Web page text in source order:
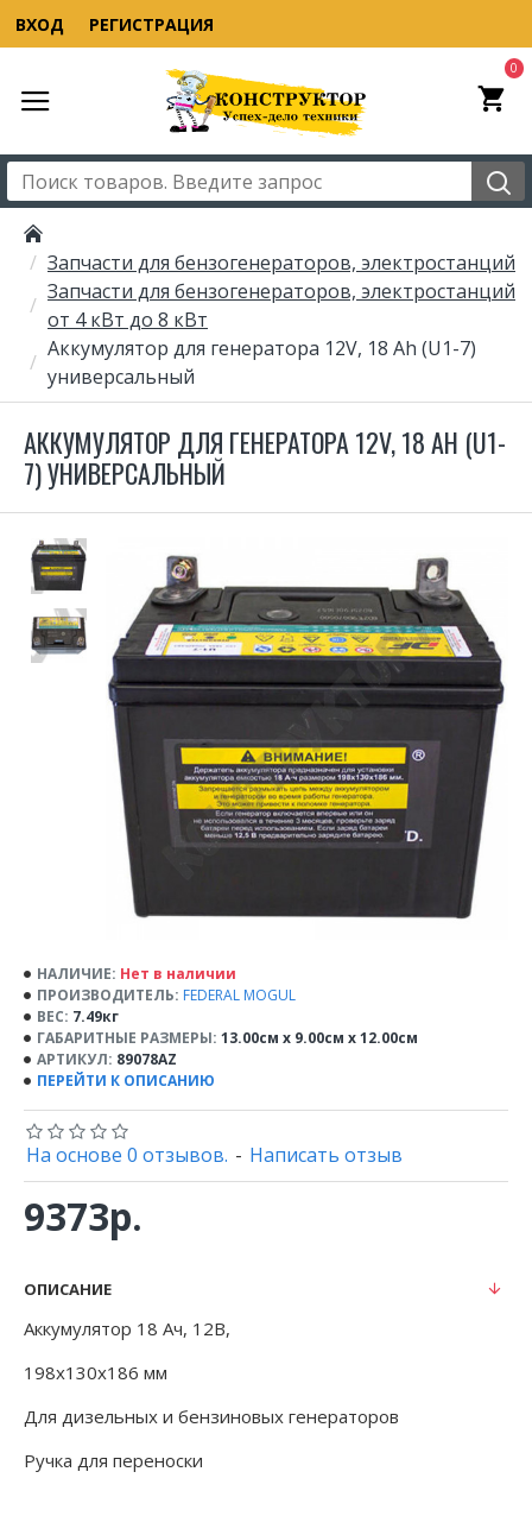
ВХОД РЕГИСТРАЦИЯ
0
Запчасти для бензогенераторов, электростанций
Запчасти для бензогенераторов, электростанций
от 4 кВт до 8 кВт
Аккумулятор для генератора 12V, 18 Ah (U1-7)
универсальный
АККУМУЛЯТОР ДЛЯ ГЕНЕРАТОРА 12V, 18 AH (U1-
7) УНИВЕРСАЛЬНЫЙ
НАЛИЧИЕ: Нет в наличии
ПРОИЗВОДИТЕЛЬ: FEDERAL MOGUL
ВЕС: 7.49кг
ГАБАРИТНЫЕ РАЗМЕРЫ: 13.00см x 9.00см x 12.00см
АРТИКУЛ: 89078AZ
ПЕРЕЙТИ К ОПИСАНИЮ
На основе 0 отзывов. - Написать отзыв
9373р.
ОПИСАНИЕ
Аккумулятор 18 Ач, 12В,
198х130х186 мм
Для дизельных и бензиновых генераторов
Ручка для переноски